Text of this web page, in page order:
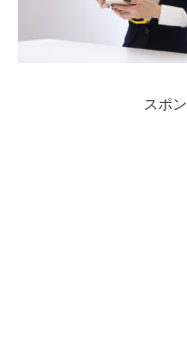
スポ